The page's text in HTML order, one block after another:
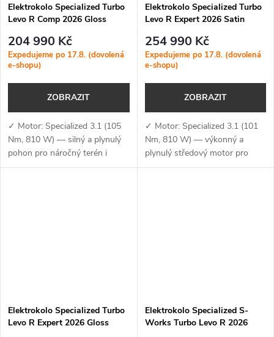
Elektrokolo Specialized Turbo
Levo R Comp 2026 Gloss
204 990 Kč
Expedujeme po 17.8. (dovolená
e-shopu)
ZOBRAZIT
✓ Motor: Specialized 3.1 (105
Nm, 810 W) — silný a plynulý
pohon pro náročný terén i
dlouhé výjezdy✓ Baterie +
Elektrokolo Specialized Turbo
Levo R Expert 2026 Satin
254 990 Kč
Expedujeme po 17.8. (dovolená
e-shopu)
ZOBRAZIT
✓ Motor: Specialized 3.1 (101
Nm, 810 W) — výkonný a
plynulý středový motor pro
dynamickou jízdu i v náročném
Elektrokolo Specialized Turbo
Levo R Expert 2026 Gloss
Elektrokolo Specialized S-
Works Turbo Levo R 2026